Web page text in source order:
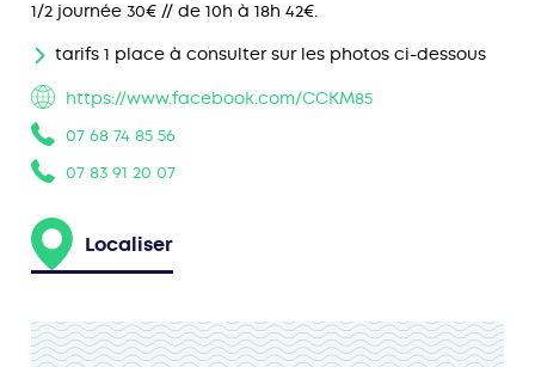
1/2 journée 30€ // de 10h à 18h 42€.
tarifs 1 place à consulter sur les photos ci-dessous
https://www.facebook.com/CCKM85
07 68 74 85 56
07 83 91 20 07
Localiser